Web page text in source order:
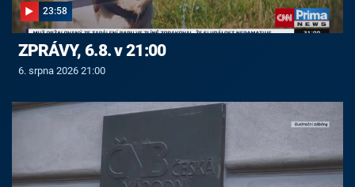
23:58
ZPRÁVY, 6.8. v 21:00
6. srpna 2026 21:00